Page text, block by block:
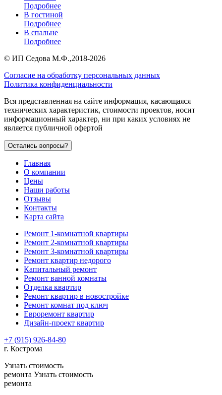
Подробнее
В гостиной
Подробнее
В спальне
Подробнее
© ИП Седова М.Ф.,2018-2026
Согласие на обработку персональных данных
Политика конфиденциальности
Вся представленная на сайте информация, касающаяся
технических характеристик, стоимости проектов, носит
информационный характер, ни при каких условиях не
является публичной офертой
Остались вопросы?
Главная
О компании
Цены
Наши работы
Отзывы
Контакты
Карта сайта
Ремонт 1-комнатной квартиры
Ремонт 2-комнатной квартиры
Ремонт 3-комнатной квартиры
Ремонт квартир недорого
Капитальный ремонт
Ремонт ванной комнаты
Отделка квартир
Ремонт квартир в новостройке
Ремонт комнат под ключ
Евроремонт квартир
Дизайн-проект квартир
+7 (915) 926-84-80
г. Кострома
Узнать стоимость
ремонта Узнать стоимость
ремонта